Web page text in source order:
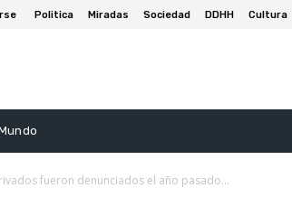
Politica Miradas Sociedad DDHH Cultura
fueron denunciados el año pasado...